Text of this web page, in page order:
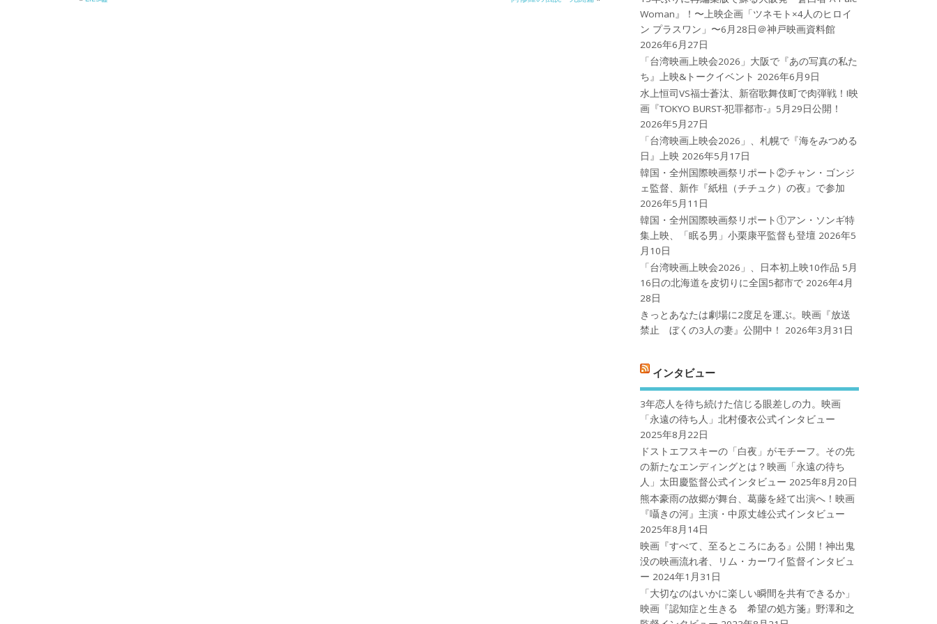
Woman』！〜上映企画「ツネモト×4人のヒロイ
ン プラスワン」〜6月28日＠神戸映画資料館
2026年6月27日
「台湾映画上映会2026」大阪で『あの写真の私た
ち』上映&トークイベント 2026年6月9日
水上恒司VS福士蒼汰、新宿歌舞伎町で肉弾戦！!映
画『TOKYO BURST-犯罪都市-』5月29日公開！
2026年5月27日
「台湾映画上映会2026」、札幌で『海をみつめる
日』上映 2026年5月17日
韓国・全州国際映画祭リポート②チャン・ゴンジ
ェ監督、新作『紙杻（チチュク）の夜』で参加
2026年5月11日
韓国・全州国際映画祭リポート①アン・ソンギ特
集上映、「眠る男」小栗康平監督も登壇 2026年5
月10日
「台湾映画上映会2026」、日本初上映10作品 5月
16日の北海道を皮切りに全国5都市で 2026年4月
28日
きっとあなたは劇場に2度足を運ぶ。映画『放送
禁止 ぼくの3人の妻』公開中！
2026年3月31日
インタビュー
3年恋人を待ち続けた信じる眼差しの力。映画
「永遠の待ち人」北村優衣公式インタビュー
2025年8月22日
ドストエフスキーの「白夜」がモチーフ。その先
の新たなエンディングとは？映画「永遠の待ち
人」太田慶監督公式インタビュー 2025年8月20日
熊本豪雨の故郷が舞台、葛藤を経て出演へ！映画
『囁きの河』主演・中原丈雄公式インタビュー
2025年8月14日
映画『すべて、至るところにある』公開！神出鬼
没の映画流れ者、リム・カーワイ監督インタビュ
ー 2024年1月31日
「大切なのはいかに楽しい瞬間を共有できるか」
映画『認知症と生きる 希望の処方箋』野澤和之